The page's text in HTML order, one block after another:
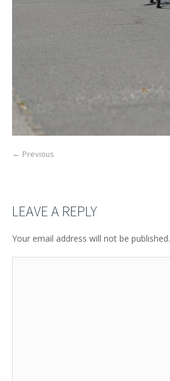
← Previous
LEAVE A REPLY
Your email address will not be published.